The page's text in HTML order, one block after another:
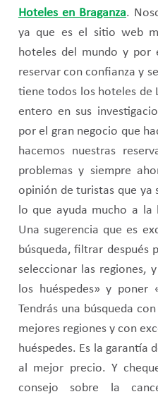
Hoteles en Braganza.
ya que es el sitio web
hoteles del mundo y por
reservar con confianza y
tiene todos los hoteles de
entero en sus
por el gran negocio que
hacemos nuestras
problemas y siempre
opinión de turistas que ya
lo que ayuda mucho a la
Una sugerencia que es
búsqueda, filtrar después
seleccionar las regiones,
los huéspedes» y poner
Tendrás una búsqueda
mejores regiones y con
huéspedes. Es la garantía
al mejor precio. Y
consejo sobre la